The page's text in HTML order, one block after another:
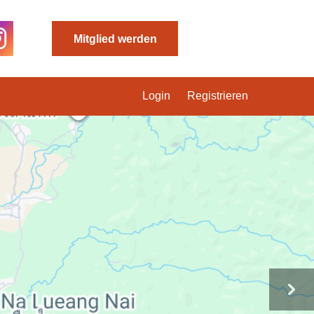
Mitglied werden
Login Registrieren